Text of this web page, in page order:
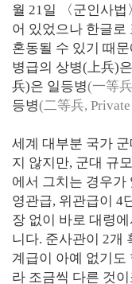
월 21일 〈군인사
어 있었으나 한글
혼동될 수 있기 때
병급의 상병(上兵)
兵)은 일등병(一等
등병(二等兵, Private
세계 대부분 국가
지 않지만, 군대 규
에서 그치는 경우가
영관급, 위관급이 4
장 없이 바로 대령
니다. 준사관이 2개
계급이 아예 없기도
라 조금씩 다른 것이